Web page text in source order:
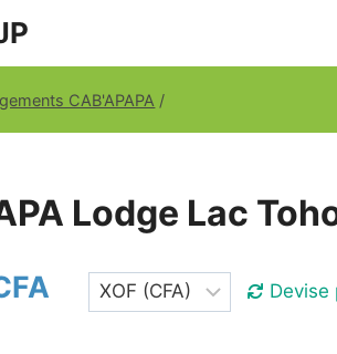
CAB'APAPA /
Lodge Lac
Devise